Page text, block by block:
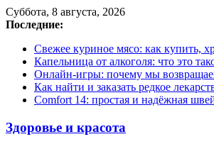
Суббота, 8 августа, 2026
Последние:
Свежее куриное мясо: как купить,
Капельница от алкоголя: что это
Онлайн-игры: почему мы
Как найти и заказать редкое
Comfort 14: простая и надёжная
Здоровье и красота